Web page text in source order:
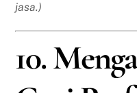
jasa.)
10.